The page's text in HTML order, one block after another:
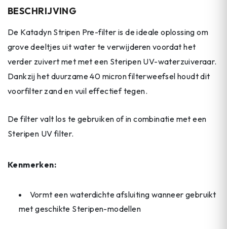
BESCHRIJVING
De Katadyn Stripen Pre-filter is de ideale oplossing om
grove deeltjes uit water te verwijderen voordat het
verder zuivert met met een Steripen UV-waterzuiveraar.
Dankzij het duurzame 40 micron filterweefsel houdt dit
voorfilter zand en vuil effectief tegen.
De filter valt los te gebruiken of in combinatie met een
Steripen UV filter.
Kenmerken:
Vormt een waterdichte afsluiting wanneer gebruikt
met geschikte Steripen-modellen